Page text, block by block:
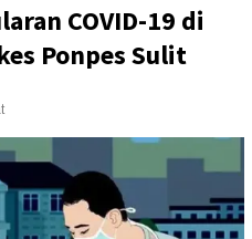
COVID-19 di
Ponpes Sulit